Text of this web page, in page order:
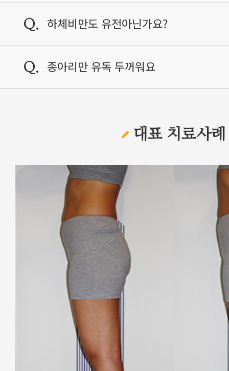
Q. 하체비만도 유전아닌가요?
Q. 종아리만 유독 두꺼워요
대표 치료사례